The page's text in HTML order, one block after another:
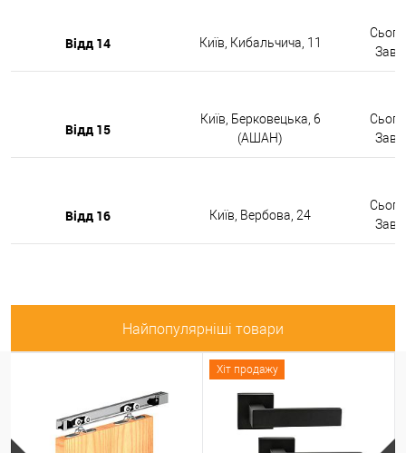
Відд 14 Київ, Кибальчича, 11
Відд 15
Київ, Берковецька, 6
(АШАН)
Відд 16 Київ, Вербова, 24
Найпопулярніші товари
Хіт продажу